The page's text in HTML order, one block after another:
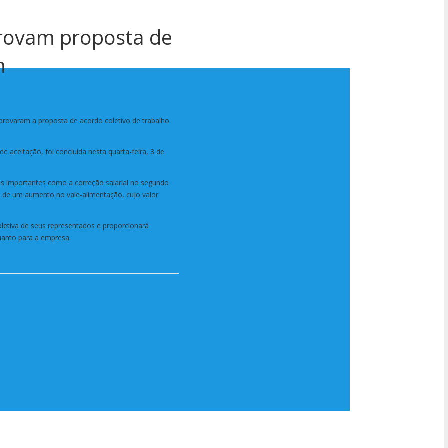
proposta de
a proposta de acordo coletivo de trabalho
aceitação, foi concluída nesta quarta-feira, 3 de
importantes como a correção salarial no segundo
um aumento no vale-alimentação, cujo valor
de seus representados e proporcionará
para a empresa.